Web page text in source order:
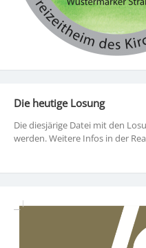
Die heutige Losung
Die diesjärige Datei mit den
werden. Weitere Infos in der